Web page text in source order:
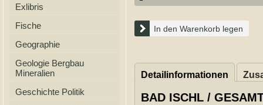
Exlibris
Fische
Geographie
Geologie Bergbau
Mineralien
Geschichte Politik
In den Warenkorb legen
Detailinformationen
BAD ISCHL /